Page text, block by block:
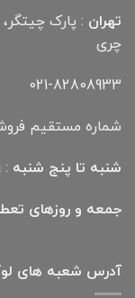
تهران : پارک
چری
021-82808933
شماره مستقیم فروشگاه :
شنبه تا پنج شنبه : 9 صبح تا 8 شب
جمعه و روزهای
آدرس شعبه های